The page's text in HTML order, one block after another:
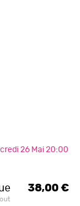
26 Mai 20:00
38,00 €